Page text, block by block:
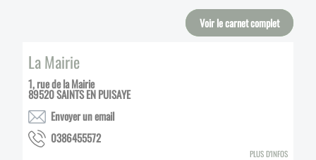
Voir le carnet complet
La Mairie
1, rue de la Mairie
89520SAINTS EN PUISAYE
Envoyer un email
2755546830
PLUS D'INFOS